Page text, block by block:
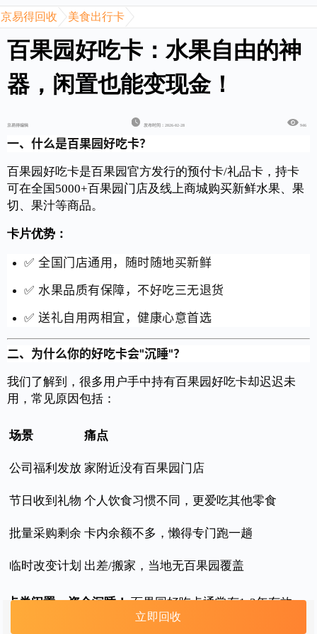
京易得回收 美食出行卡
百果园好吃卡：水果自由的神
器，闲置也能变现金！
京易得编辑 发布时间：2026-02-28 946
一、什么是百果园好吃卡？
百果园好吃卡是百果园官方发行的预付卡/礼品卡，持卡
可在全国5000+百果园门店及线上商城购买新鲜水果、果
切、果汁等商品。
卡片优势：
✅ 全国门店通用，随时随地买新鲜
✅ 水果品质有保障，不好吃三无退货
✅ 送礼自用两相宜，健康心意首选
二、为什么你的好吃卡会"沉睡"？
我们了解到，很多用户手中持有百果园好吃卡却迟迟未
用，常见原因包括：
场景 痛点
公司福利发放 家附近没有百果园门店
节日收到礼物 个人饮食习惯不同，更爱吃其他零食
批量采购剩余 卡内余额不多，懒得专门跑一趟
临时改变计划 出差/搬家，当地无百果园覆盖
卡券闲置 = 资金沉睡！百果园好吃卡通常有1-3年有效
期，过期作废实在可惜。立即回收